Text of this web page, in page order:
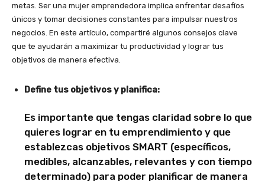
metas. Ser una mujer emprendedora implica enfrentar desafíos
únicos y tomar decisiones constantes para impulsar nuestros
negocios. En este artículo, compartiré algunos consejos clave
que te ayudarán a maximizar tu productividad y lograr tus
objetivos de manera efectiva.
Define tus objetivos y planifica:
Es importante que tengas claridad sobre lo que
quieres lograr en tu emprendimiento y que
establezcas objetivos SMART (específicos,
medibles, alcanzables, relevantes y con tiempo
determinado) para poder planificar de manera